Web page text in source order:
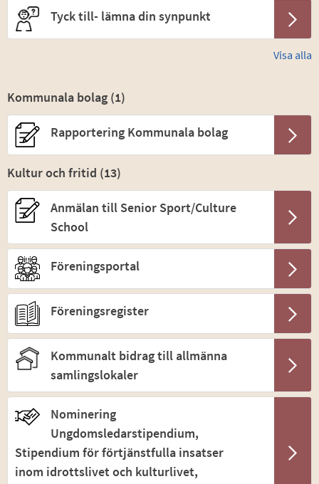
Tyck till- lämna din synpunkt
Visa alla
Kommunala bolag (1)
Rapportering Kommunala bolag
Kultur och fritid (13)
Anmälan till Senior Sport/Culture
School
Föreningsportal
Föreningsregister
Kommunalt bidrag till allmänna
samlingslokaler
Nominering
Ungdomsledarstipendium,
Stipendium för förtjänstfulla insatser
inom idrottslivet och kulturlivet,